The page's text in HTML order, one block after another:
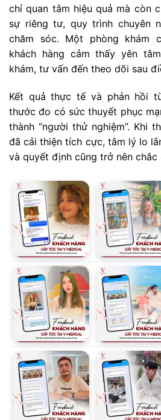
chỉ quan tâm hiệu quả mà còn
sự riêng tư, quy trình chuyên
chăm sóc. Một phòng khám
khách hàng cảm thấy yên
khám, tư vấn đến theo dõi sau
Kết quả thực tế và phản hồi
thước đo có sức thuyết phục
thành “người thử nghiệm”. Khi
đã cải thiện tích cực, tâm lý lo
và quyết định cũng trở nên chắc